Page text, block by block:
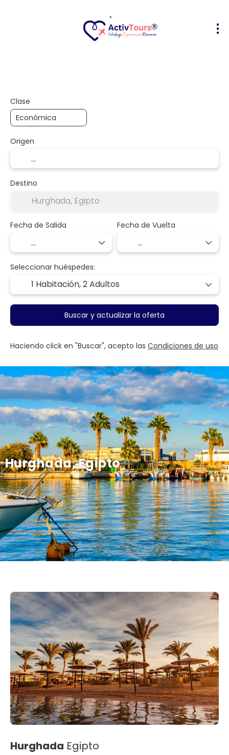
Hurghada, Egipto
Clase
Origen
Destino
Fecha de Salida Fecha de Vuelta
Seleccionar huéspedes:
1 Habitación,2 Adultos
Buscar y actualizar la oferta
Haciendo click en "Buscar", acepto las Condiciones de uso
Hurghada Egipto